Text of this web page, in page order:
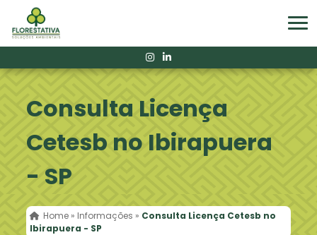
Consulta Licença
Cetesb no Ibirapuera
- SP
Home » Informações » Consulta Licença Cetesb no
Ibirapuera - SP